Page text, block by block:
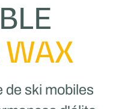
WAX
de ski mobiles